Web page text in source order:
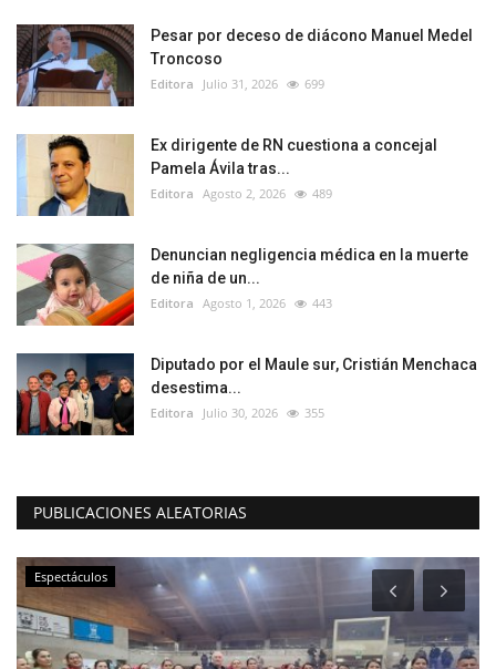
Pesar por deceso de diácono Manuel Medel
Troncoso
Editora Julio 31, 2026 699
Ex dirigente de RN cuestiona a concejal
Pamela Ávila tras...
Editora Agosto 2, 2026 489
Denuncian negligencia médica en la muerte
de niña de un...
Editora Agosto 1, 2026 443
Diputado por el Maule sur, Cristián Menchaca
desestima...
Editora Julio 30, 2026 355
PUBLICACIONES ALEATORIAS
Espectáculos